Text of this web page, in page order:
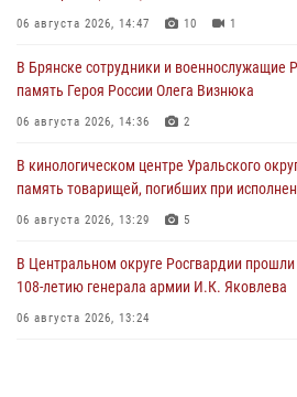
06 августа 2026, 14:47 10 1
В Брянске сотрудники и военнослужащие
память Героя России Олега Визнюка
06 августа 2026, 14:36 2
В кинологическом центре Уральского
память товарищей, погибших при
06 августа 2026, 13:29 5
В Центральном округе Росгвардии
108‑летию генерала армии И.К. Яковлева
06 августа 2026, 13:24